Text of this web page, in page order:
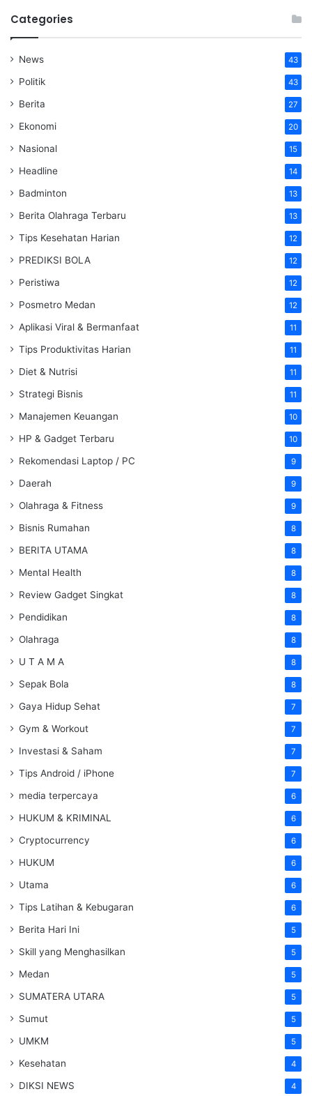
Categories
News 43
Politik 43
Berita 27
Ekonomi 20
Nasional 15
Headline 14
Badminton 13
Berita Olahraga Terbaru 13
Tips Kesehatan Harian 12
PREDIKSI BOLA 12
Peristiwa 12
Posmetro Medan 12
Aplikasi Viral & Bermanfaat 11
Tips Produktivitas Harian 11
Diet & Nutrisi 11
Strategi Bisnis 11
Manajemen Keuangan 10
HP & Gadget Terbaru 10
Rekomendasi Laptop / PC 9
Daerah 9
Olahraga & Fitness 9
Bisnis Rumahan 8
BERITA UTAMA 8
Mental Health 8
Review Gadget Singkat 8
Pendidikan 8
Olahraga 8
U T A M A 8
Sepak Bola 8
Gaya Hidup Sehat 7
Gym & Workout 7
Investasi & Saham 7
Tips Android / iPhone 7
media terpercaya 6
HUKUM & KRIMINAL 6
Cryptocurrency 6
HUKUM 6
Utama 6
Tips Latihan & Kebugaran 6
Berita Hari Ini 5
Skill yang Menghasilkan 5
Medan 5
SUMATERA UTARA 5
Sumut 5
UMKM 5
Kesehatan 4
DIKSI NEWS 4